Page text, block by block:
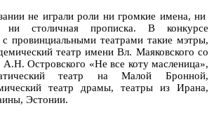
не играли роли ни громкие имена, ни
ни столичная прописка. В конкурсе
с провинциальными театрами такие мэтры,
театр имени Вл. Маяковского со
А.Н. Островского «Не все коту масленица»,
театр на Малой Бронной,
театр драмы, театры из Ирана,
Эстонии.